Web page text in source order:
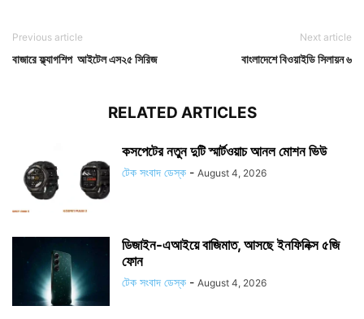
Previous article
বাজারে ফ্ল্যাগশিপ আইটেল এস২৫ সিরিজ
Next article
বাংলাদেশে বিওয়াইডি সিলায়ন ৬
RELATED ARTICLES
কসপেটের নতুন দুটি স্মার্টওয়াচ আনল মোশন ভিউ
টেক সংবাদ ডেস্ক - August 4, 2026
ডিজাইন-এআইয়ে বাজিমাত, আসছে ইনফিনিক্স ৫জি
ফোন
টেক সংবাদ ডেস্ক - August 4, 2026